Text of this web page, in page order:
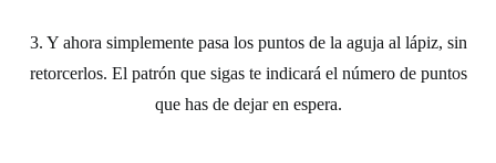
3. Y ahora simplemente pasa los puntos de la aguja al lápiz, sin
retorcerlos. El patrón que sigas te indicará el número de puntos
que has de dejar en espera.